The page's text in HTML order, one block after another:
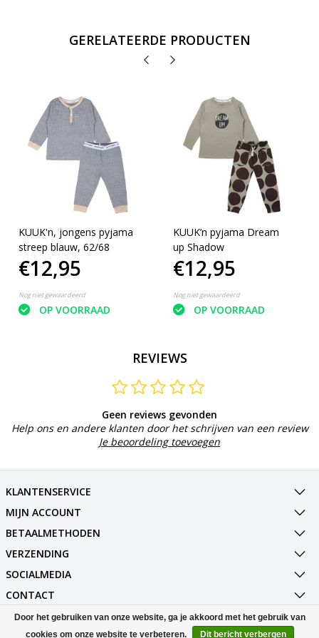
GERELATEERDE PRODUCTEN
KUUK'n, jongens pyjama
streep blauw, 62/68
€12,95
Nog niet gewaardeerd
OP VOORRAAD
KUUK’n pyjama Dream
up Shadow
€12,95
Nog niet gewaardeerd
OP VOORRAAD
REVIEWS
Geen reviews gevonden
Help ons en andere klanten door het schrijven van een review
Je beoordeling toevoegen
KLANTENSERVICE
MIJN ACCOUNT
BETAALMETHODEN
VERZENDING
SOCIALMEDIA
CONTACT
© Copyright 2026 Best Deals Online BV Powered byLightspeed
Door het gebruiken van onze website, ga je akkoord met het gebruik van
cookies om onze website te verbeteren.
Dit bericht verbergen